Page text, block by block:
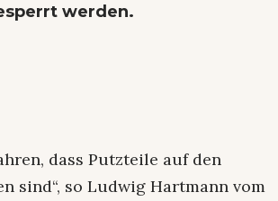
werden.
dass Putzteile auf den
sind“, so Ludwig Hartmann vom